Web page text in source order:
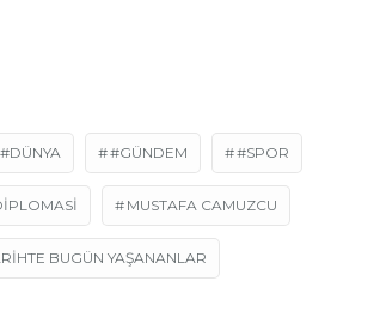
#DÜNYA #GÜNDEM #SPOR
MUSTAFA CAMUZCU
BUGÜN YAŞANANLAR